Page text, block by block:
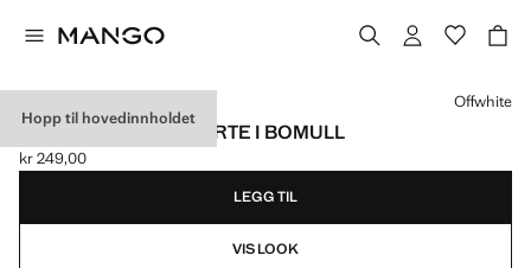
Hopp til hovedinnholdet
MØNSTRETE T-SKJORTE I BOMULL
Gjeldende pris [kr 249,00 ]
kr 249,00
Velg en farge
Offwhite
LEGG TIL
VIS LOOK